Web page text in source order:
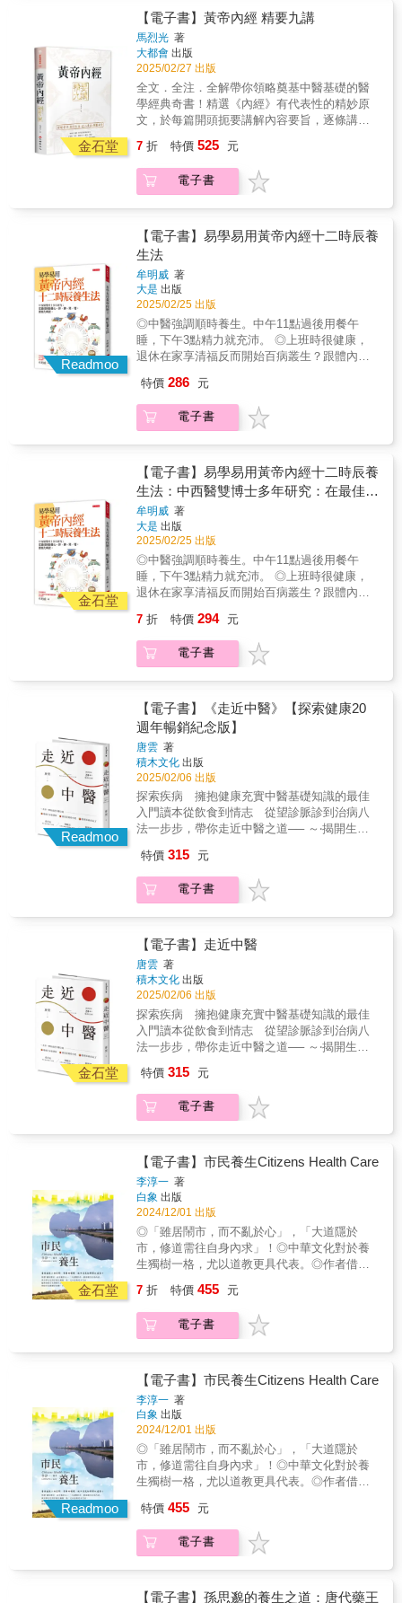
脾肺腎， 改善身體僵硬、憂鬱倦怠、胃腸不
適、偏頭痛與過敏等惱人問題， 並給出藥食同
源的食療解方，傳統融合現代，自在掌握樂活
祕訣。 通暢氣血，強健五臟功能，提高身體免
疫力。 每天細微的調養改變，實現不生病健康
複利！
月：暑氣侵襲水分流失快，清熱的薄荷能幫助
降溫，保護心血管…… 9月～10月：入秋日照短
易引發焦慮，深呼吸調息養肺，吃咖哩排憂養
脾…… 11月～12月：泡湯、足浴，做伸展暢通
末梢，慎防四肢冰冷、寒邪入侵…… 立春、雨
水、驚蟄、春分、清明、穀雨；立夏、小滿、
芒種、夏至、小暑、大暑 立秋、處暑、白露、
秋分、寒露、霜降；立冬、小雪、大雪、冬
至、小寒、大寒 春夏秋冬，365天每日一則中醫
【本書特色】 從中醫基本原理出發，到穴位按
摩、季節藥膳、運動和瑜伽伸展… 本書以漢方
概念，提供全年的日常保健，打造健全的肝心
適、偏頭痛與過敏等惱人問題， 並給出藥食同
源的食療解方，傳統融合現代，自在掌握樂活
祕訣。 通暢氣血，強健五臟功能，提高身體免
疫力。 每天細微的調養改變，實現不生病健康
複利！
金石堂
【電子書】黃帝內經 精要九講
馬烈光 著
大都會 出版
2025/02/27 出版
全文．全注．全解帶你領略奠基中醫基礎的醫
學經典奇書！精選《內經》有代表性的精妙原
文，於每篇開頭扼要講解內容要旨，逐條講解
《內經》之精華，通經典之妙要，神而明知，
讓經典不再令人望之興嘆。
7 折 特價 525 元
電子書
Readmoo
【電子書】易學易用黃帝內經十二時辰養
生法
牟明威 著
大是 出版
2025/02/25 出版
◎中醫強調順時養生。中午11點過後用餐午
睡，下午3點精力就充沛。 ◎上班時很健康，
退休在家享清福反而開始百病叢生？跟體內生
率最高，氣喘常在夜間加重，都是因身體的時
間節律。 ◎不吃早餐就能減肥，是迷思。早
上7點到9點，若不吸收好能量，會加速衰
藏」， 是養生的基礎，也是所謂的生物時鐘
現象。 作者牟明威，是中西醫雙博士、北京中
醫藥大學東直門醫院骨科主任， 他在門診時，
經常看到一些人天天辛苦上班卻鮮少生病， 等
到想短暫休息暫辭工作，或決定退休享清福
時，就開始全身不舒服， 這與他們體內生物時
鐘的突然改變，有一定關聯性。 本書便是他
以中西醫知識為本，結合《黃帝內經》的養生
理念， 並以生物時鐘為概念出發，將一天十二
個時辰裡， 體內氣血運行、經絡循行，以及臟
為讀者提供簡單易行的養生方法。 ◎不傷肝的
生活方式，從睡眠開始 《黃帝內經》：
「臥則血歸於肝。」 因此養肝第一點，晚
著。 萬一當天有事非熬夜不可？踩按腳掌
上的太衝穴、行間穴，也能養肝。 隔天記得
補午睡。午睡如吃補，補肝也養心。 容易胸
悶、頻繁掉髮，都是肝氣失調的症狀。怎麼
解？哪個時辰做效果最好？ ◎晨起排便，排
毒兼美肌 《黃帝內經》說，大腸是「傳導
之官」：負責把髒東西排出體外， 盡可能
在起床後（早上5點到7點之間）排便。 老長痘
熱粥、豆漿、芝麻糊， 能解決面容憔悴和
便祕的問題。 ◎腎，一切生命活動的泉
源 《黃帝內經》：「腎者，精之處也。」
儲藏精氣的腎，決定你的壽命長短。 智力
也從腎產生，做事老出錯不是你變笨，而是腎
出問題。 養腎，要把握冬季。盡量早臥晚
起，避免無謂的能量消耗。 下午5點到7
點，正是準備下班的時間，收拾情緒、保持平
靜，對腎最好。 春夏秋冬的變化規律，是
一切生物生長的基本法則， 養生不能只依賴藥
膳，看時辰實踐養生，更有效， 北京中西醫雙
博士多年研究，養肝、養肺、養心都有最佳時
段。
特價 286 元
電子書
金石堂
【電子書】易學易用黃帝內經十二時辰養
生法：中西醫雙博士多年研究：在最佳時
段養心、肝、脾、胃、腎，更省力有效。
牟明威 著
大是 出版
2025/02/25 出版
◎中醫強調順時養生。中午11點過後用餐午
睡，下午3點精力就充沛。 ◎上班時很健康，
退休在家享清福反而開始百病叢生？跟體內生
率最高，氣喘常在夜間加重，都是因身體的時
間節律。 ◎不吃早餐就能減肥，是迷思。早
上7點到9點，若不吸收好能量，會加速衰
藏」， 是養生的基礎，也是所謂的生物時鐘
現象。 作者牟明威，是中西醫雙博士、北京中
醫藥大學東直門醫院骨科主任， 他在門診時，
經常看到一些人天天辛苦上班卻鮮少生病， 等
到想短暫休息暫辭工作，或決定退休享清福
時，就開始全身不舒服， 這與他們體內生物時
鐘的突然改變，有一定關聯性。 本書便是他
以中西醫知識為本，結合《黃帝內經》的養生
理念， 並以生物時鐘為概念出發，將一天十二
個時辰裡， 體內氣血運行、經絡循行，以及臟
為讀者提供簡單易行的養生方法。 ◎不傷肝的
生活方式，從睡眠開始 《黃帝內經》：
「臥則血歸於肝。」 因此養肝第一點，晚
著。 萬一當天有事非熬夜不可？踩按腳掌
上的太衝穴、行間穴，也能養肝。 隔天記得
補午睡。午睡如吃補，補肝也養心。 容易胸
悶、頻繁掉髮，都是肝氣失調的症狀。怎麼
解？哪個時辰做效果最好？ ◎晨起排便，排
毒兼美肌 《黃帝內經》說，大腸是「傳導
之官」：負責把髒東西排出體外， 盡可能
痘，是因體內毒素過多，宜吃溫熱早餐，像是
熱粥、豆漿、芝麻糊， 能解決面容憔悴和
便祕的問題。 ◎腎，一切生命活動的泉
也從腎產生，做事老出錯不是你變笨，而是腎
出問題。 養腎，要把握冬季。盡量早臥晚
起，避免無謂的能量消耗。 下午5點到7
點，正是準備下班的時間，收拾情緒、保持平
靜，對腎最好。 春夏秋冬的變化規律，是
一切生物生長的基本法則， 養生不能只依賴藥
膳，看時辰實踐養生，更有效， 北京中西醫雙
博士多年研究，養肝、養肺、養心都有最佳時
段。
7 折 特價 294 元
電子書
Readmoo
【電子書】《走近中醫》【探索健康20
週年暢銷紀念版】
唐雲 著
積木文化 出版
2025/02/06 出版
探索疾病 擁抱健康充實中醫基礎知識的最佳
入門讀本從飲食到情志 從望診脈診到治病八
法一步步，帶你走近中醫之道── ～‧揭開生命
良方‧～ 「不管疾病如何變化，始終逃不出
兩類，一是邪氣盛，二是正氣虛，所以治療方
法雖多，實際上也逃不出兩法，一是扶正，二
診所 院長 張景堯／同仁堂中醫診所 院長
「重病、急病要找西醫，調養身體才找中
醫」、「中醫的療效總是很慢」、「中醫不合
乎科學，能治好病是歪打正著」……中醫傳承
數千年，但仍然有很多人對中醫抱持懷疑的態
度，得病時直接求助於中醫的人也很少，中醫
往往只是「西醫無法治療時的無奈選擇」。中
間究竟出了什麼問題，值得我們深思。本書正
是從這個角度出發，藉由平易近人的文字、明
領略中醫最真實的一面。 本書是作者從醫
十餘年的體會和醫道至理，從中醫基礎理論出
發，再到診斷及用藥，指出「整體—平衡」的
核心理論，讓讀者了解中醫對生命和疾病其實
有深入的認識。洞悉臟腑的奧祕、發現疾病的
本質、探究治病的方法、糾正日常生活中的錯
誤看法，如此才能探索疾病、擁抱健康。
有別於市面上同類書籍教科書般的艱澀難懂，
即便您對中醫全然陌生，翻閱本書，必然會發
現完整認識中醫的路徑，正確理解中醫真實的
一面，進而更加關注自身的健康程度；至於已
具中醫背景的愛好者或專業人員，則能透過本
書拓寬思路，作為交流學習的參考讀物。【本
書特色】 筆法細膩，解釋周全，文字淺白，舉
例生動。中醫不再艱澀難懂。 有助於初學者完
對自身健康程度可以有更深入的認識。 是中醫
基礎思想與理論的最佳入門書。走近中醫，走
近我們的身體── 傳統醫學根源之一是豐富
多樣的文獻，而其中更需要有白話解讀的基礎
概論書，唐雲《走近中醫》是相當重要之參考
著作。──陳麒方（台灣中醫臨床醫學會 理事
長） 到底什麼是中醫？中醫看病治病的依
據何在？中醫理論的科學性何在？只有真正弄
清楚了這些問題，我們才能辨別中醫的真偽，
自己的生命和健康交付到中醫的手中，而只有
這樣中醫才能真正得到發展和進步。──唐雲
（作者）【精彩內容摘要】 從「整體─平
衡」理論到「五行」 所謂「整體─平衡」，
特價 315 元
電子書
金石堂
【電子書】走近中醫
唐雲 著
積木文化 出版
2025/02/06 出版
探索疾病 擁抱健康充實中醫基礎知識的最佳
入門讀本從飲食到情志 從望診脈診到治病八
法一步步，帶你走近中醫之道── ～‧揭開生命
良方‧～ 「不管疾病如何變化，始終逃不出
兩類，一是邪氣盛，二是正氣虛，所以治療方
法雖多，實際上也逃不出兩法，一是扶正，二
診所 院長 張景堯／同仁堂中醫診所 院長
「重病、急病要找西醫，調養身體才找中
醫」、「中醫的療效總是很慢」、「中醫不合
乎科學，能治好病是歪打正著」……中醫傳承
數千年，但仍然有很多人對中醫抱持懷疑的態
度，得病時直接求助於中醫的人也很少，中醫
往往只是「西醫無法治療時的無奈選擇」。中
間究竟出了什麼問題，值得我們深思。本書正
是從這個角度出發，藉由平易近人的文字、明
領略中醫最真實的一面。 本書是作者從醫
十餘年的體會和醫道至理，從中醫基礎理論出
發，再到診斷及用藥，指出「整體—平衡」的
有深入的認識。洞悉臟腑的奧祕、發現疾病的
本質、探究治病的方法、糾正日常生活中的錯
誤看法，如此才能探索疾病、擁抱健康。
有別於市面上同類書籍教科書般的艱澀難懂，
即便您對中醫全然陌生，翻閱本書，必然會發
現完整認識中醫的路徑，正確理解中醫真實的
一面，進而更加關注自身的健康程度；至於已
書拓寬思路，作為交流學習的參考讀物。【本
書特色】 筆法細膩，解釋周全，文字淺白，舉
例生動。中醫不再艱澀難懂。 有助於初學者完
對自身健康程度可以有更深入的認識。 是中醫
特價 315 元
電子書
金石堂
【電子書】市民養生Citizens Health Care
李淳一 著
白象 出版
2024/12/01 出版
◎「雖居鬧市，而不亂於心」，「大道隱於
市，修道需往自身內求」！◎中華文化對於養
生獨樹一格，尤以道教更具代表。◎作者借助
身體，享受城市的文明。本書教你市民養生之
道，先介紹自古以來的道家養生經典，次介紹
延壽之方，以內丹學為基礎，推及修真圖與內
經，作為修練方法。最後並附養生小品、對死
亡的認識，讓你能善養吾身，年雖近百，形如
童子。道家自然主義的生死觀認為作為生命個
體不必為生而喜，為死而憂，但作為自然造化
的一員，個人還是應該積極參與到大化流行之
中，努力活夠自然所賦予給我們的生命時限。
要盡力「保身」、「全生」、「養親」、「盡
年」，以求成為「終其天年而不中道夭者」，
積極高揚個體生命價值，充分維護生命的尊
7 折 特價 455 元
電子書
Readmoo
【電子書】市民養生Citizens Health Care
李淳一 著
白象 出版
2024/12/01 出版
◎「雖居鬧市，而不亂於心」，「大道隱於
市，修道需往自身內求」！◎中華文化對於養
生獨樹一格，尤以道教更具代表。◎作者借助
身體，享受城市的文明。本書教你市民養生之
道，先介紹自古以來的道家養生經典，次介紹
延壽之方，以內丹學為基礎，推及修真圖與內
經，作為修練方法。最後並附養生小品、對死
特價 455 元
電子書
【電子書】孫思邈的養生之道：唐代藥王